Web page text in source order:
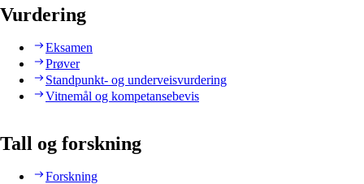
Vurdering
Eksamen
Prøver
Standpunkt- og underveisvurdering
Vitnemål og kompetansebevis
Tall og forskning
Forskning